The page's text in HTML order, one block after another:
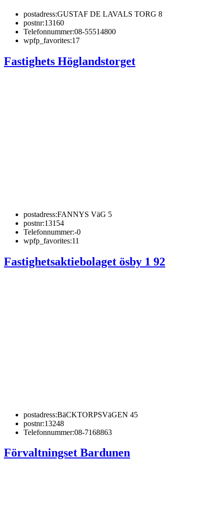
postadress:GUSTAF DE LAVALS TORG 8
postnr:13160
Telefonnummer:08-55514800
wpfp_favorites:17
Fastighets Höglandstorget
postadress:FANNYS VäG 5
postnr:13154
Telefonnummer:-0
wpfp_favorites:11
Fastighetsaktiebolaget ösby 1 92
postadress:BäCKTORPSVäGEN 45
postnr:13248
Telefonnummer:08-7168863
Förvaltningset Bardunen